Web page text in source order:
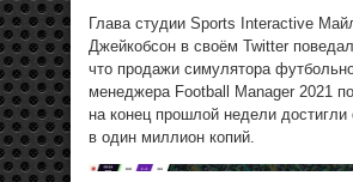
Глава студии Sports Interactive
Джейкобсон в своём Twitter
что продажи симулятора
менеджера Football Manager 2021
на конец прошлой недели достигли
в один миллион копий.